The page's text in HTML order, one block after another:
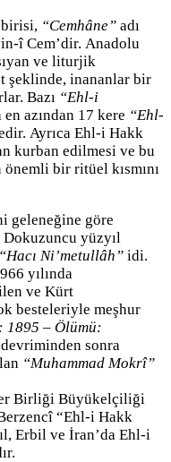
“Cemhâne” adı
î Cem’dir. Anadolu
ve liturjik
şeklinde, inananlar bir
Bazı “Ehl-i
azından 17 kere “Ehl-
Ayrıca Ehl-i Hakk
kurban edilmesi ve bu
bir ritüel kısmını
geleneğine göre
yüzyıl
“Hacı Ni’metullâh” idi.
yılında
ve Kürt
besteleriyle meşhur
1895 – Ölümü:
sonra
“Muhammad Mokrî”
Birliği Büyükelçiliği
“Ehl-i Hakk
Erbil ve İran’da Ehl-i